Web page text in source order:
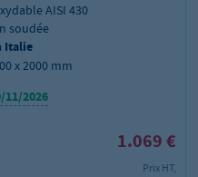
AISI 430
soudée
Italie
x 2000 mm
11/2026
1.069 €
Prix HT,